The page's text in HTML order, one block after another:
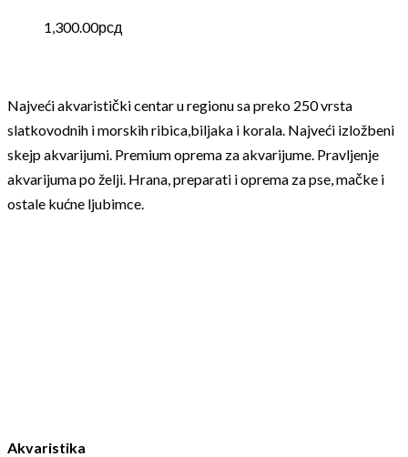
1,300.00рсд
Najveći akvaristički centar u regionu sa preko 250 vrsta
slatkovodnih i morskih ribica,biljaka i korala. Najveći izložbeni
skejp akvarijumi. Premium oprema za akvarijume. Pravljenje
akvarijuma po želji. Hrana, preparati i oprema za pse, mačke i
ostale kućne ljubimce.
Akvaristika